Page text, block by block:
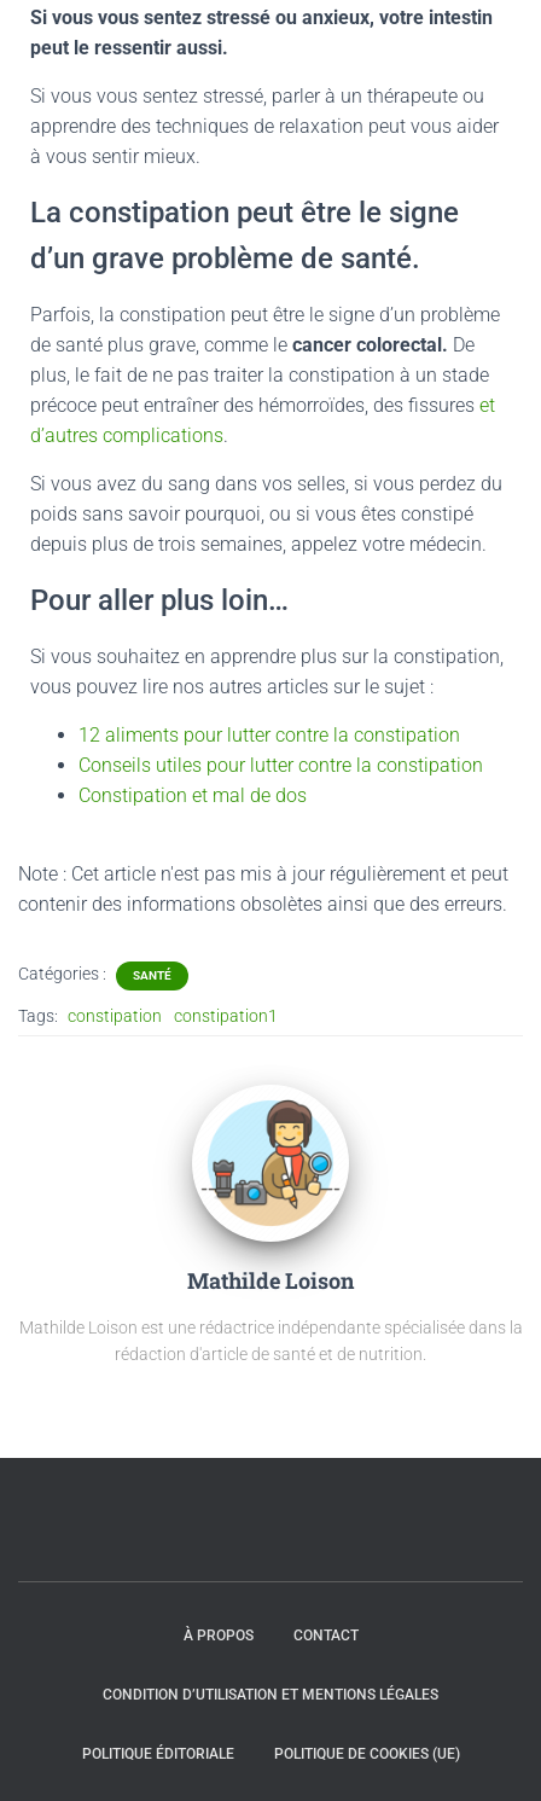
Si vous vous sentez stressé ou anxieux, votre intestin
peut le ressentir aussi.
Si vous vous sentez stressé, parler à un thérapeute ou
apprendre des techniques de relaxation peut vous aider
à vous sentir mieux.
La constipation peut être le signe
d’un grave problème de santé.
Parfois, la constipation peut être le signe d’un problème
de santé plus grave, comme le cancer colorectal. De
plus, le fait de ne pas traiter la constipation à un stade
précoce peut entraîner des hémorroïdes, des fissures et
d’autres complications.
Si vous avez du sang dans vos selles, si vous perdez du
poids sans savoir pourquoi, ou si vous êtes constipé
depuis plus de trois semaines, appelez votre médecin.
Pour aller plus loin…
Si vous souhaitez en apprendre plus sur la constipation,
vous pouvez lire nos autres articles sur le sujet :
12 aliments pour lutter contre la constipation
Conseils utiles pour lutter contre la constipation
Constipation et mal de dos
Note : Cet article n'est pas mis à jour régulièrement et peut
contenirdes informations obsolètes ainsi que des erreurs.
Catégories : SANTÉ
Tags: constipation constipation1
Mathilde Loison
Mathilde Loison est une rédactrice indépendante spécialisée dans la
rédaction d'article de santé et de nutrition.
À PROPOS CONTACT
CONDITION D’UTILISATION ET MENTIONS LÉGALES
POLITIQUE ÉDITORIALE POLITIQUE DE COOKIES (UE)